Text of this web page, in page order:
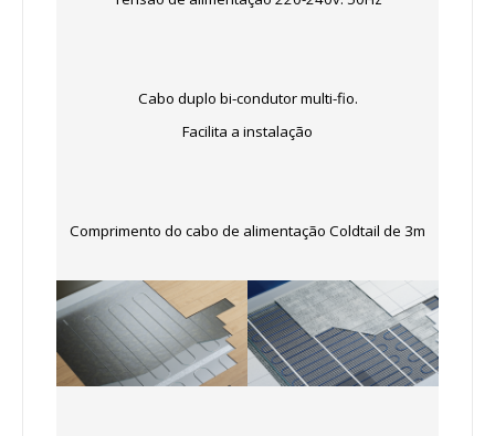
Cabo duplo bi-condutor multi-fio.
Facilita a instalação
Comprimento do cabo de alimentação Coldtail de 3m